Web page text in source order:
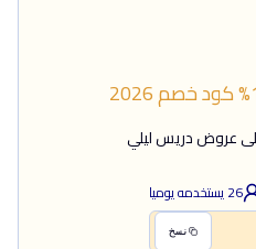
كود خصم2026
26يستخدمه يوميا
نسخ